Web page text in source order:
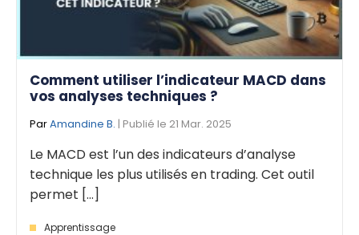
Comment utiliser l’indicateur MACD dans
vos analyses techniques ?
ParAmandine B. | Publié le 21 Mar. 2025
Le MACD est l’un des indicateurs d’analyse
technique les plus utilisés en trading. Cet outil
permet [...]
Apprentissage